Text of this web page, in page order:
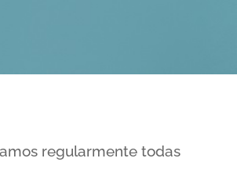
regularmente todas